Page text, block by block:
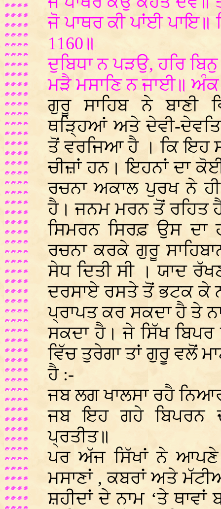
ਜੋ ਪਾਥਰ ਕੀ ਪਾਂਈ
1160॥
ਦੁਬਿਧਾ ਨ ਪੜਉ, ਹਰਿ
ਮੜੈ ਮਸਾਣਿ ਨ ਜਾਈ॥ ਅੰਕ
ਗੁਰੂ ਸਾਹਿਬ ਨੇ ਬਾਣੀ
ਥੜ੍ਹਿਆਂ ਅਤੇ ਦੇਵੀ-
ਤੋਂ ਵਰਜਿਆ ਹੈ । ਕਿ
ਚੀਜ਼ਾਂ ਹਨ। ਇਹਨਾਂ ਦਾ
ਰਚਨਾ ਅਕਾਲ ਪੁਰਖ ਨੇ
ਹੈ। ਜਨਮ ਮਰਨ ਤੋਂ
ਸਿਮਰਨ ਸਿਰਫ਼ ਉਸ ਦਾ
ਰਚਨਾ ਕਰਕੇ ਗੁਰੂ
ਸੇਧ ਦਿਤੀ ਸੀ । ਯਾਦ
ਦਰਸਾਏ ਰਸਤੇ ਤੋਂ ਭਟਕ ਕੇ
ਪ੍ਰਾਪਤ ਕਰ ਸਕਦਾ ਹੈ ਤੇ
ਸਕਦਾ ਹੈ। ਜੇ ਸਿੱਖ
ਵਿੱਚ ਤੁਰੇਗਾ ਤਾਂ ਗੁਰੂ ਵਲੋਂ
ਹੈ :-
ਜਬ ਲਗ ਖਾਲਸਾ ਰਹੈ
ਜਬ ਇਹ ਗਹੇ ਬਿਪਰਨ
ਪ੍ਰਤੀਤ॥
ਪਰ ਅੱਜ ਸਿੱਖਾਂ ਨੇ ਆਪਣੇ
ਮਸਾਣਾਂ , ਕਬਰਾਂ ਅਤੇ
ਸ਼ਹੀਦਾਂ ਦੇ ਨਾਮ ‘ਤੇ